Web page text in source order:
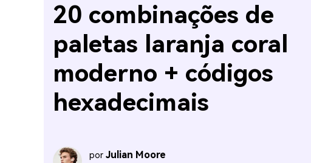
20 combinações de
paletas laranja coral
moderno + códigos
hexadecimais
por Julian Moore